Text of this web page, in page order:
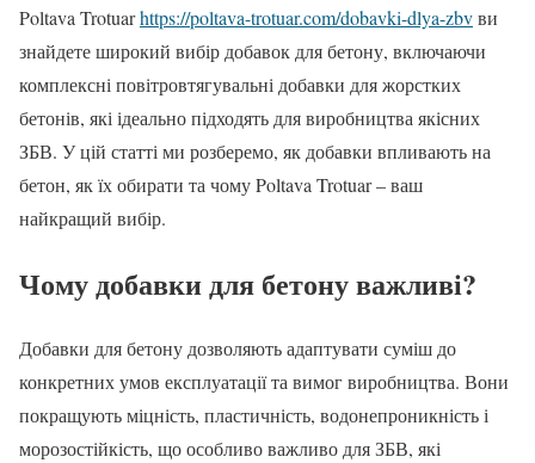
Poltava Trotuarhttps://poltava-trotuar.com/dobavki-dlya-zbvви
знайдете широкий вибір добавок для бетону, включаючи
комплексні повітровтягувальні добавки для жорстких
бетонів, які ідеально підходять для виробництва якісних
ЗБВ. У цій статті ми розберемо, як добавки впливають на
бетон, як їх обирати та чому Poltava Trotuar – ваш
найкращий вибір.
Чому добавки для бетону важливі?
Добавки для бетону дозволяють адаптувати суміш до
конкретних умов експлуатації та вимог виробництва. Вони
покращують міцність, пластичність, водонепроникність і
морозостійкість, що особливо важливо для ЗБВ, які